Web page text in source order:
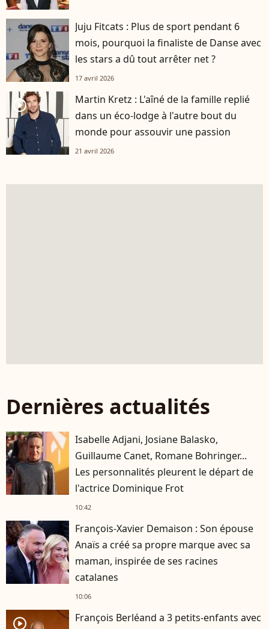
Juju Fitcats : Plus de sport pendant 6
mois, pourquoi la finaliste de Danse avec
les stars a dû tout arrêter net ?
17 avril 2026
player2
Martin Kretz : L'aîné de la famille replié
dans un éco-lodge à l'autre bout du
monde pour assouvir une passion
21 avril 2026
Dernières actualités
Isabelle Adjani, Josiane Balasko,
Guillaume Canet, Romane Bohringer...
Les personnalités pleurent le départ de
l'actrice Dominique Frot
10:42
François-Xavier Demaison : Son épouse
Anaïs a créé sa propre marque avec sa
maman, inspirée de ses racines
catalanes
10:06
player2
François Berléand a 3 petits-enfants avec